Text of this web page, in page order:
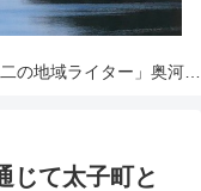
じて太子町と